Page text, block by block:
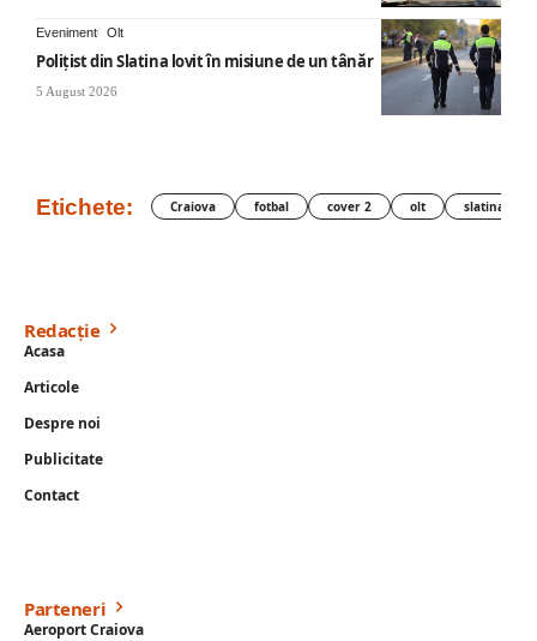
Eveniment Olt
Polițist din Slatina lovit în misiune de un tânăr
5 August 2026
Etichete: Craiova fotbal cover 2 olt slatina
Redacție
Acasa
Articole
Despre noi
Publicitate
Contact
Parteneri
Aeroport Craiova